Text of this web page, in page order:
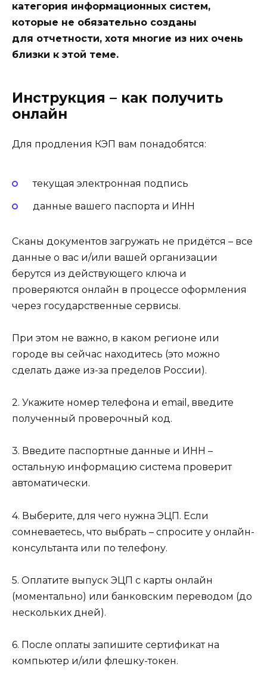
категория информационных систем,
которые не обязательно созданы
для отчетности, хотя многие из них очень
близки к этой теме.
Инструкция – как получить
онлайн
Для продления КЭП вам понадобятся:
текущая электронная подпись
данные вашего паспорта и ИНН
Сканы документов загружать не придётся – все
данные о вас и/или вашей организации
берутся из действующего ключа и
проверяются онлайн в процессе оформления
через государственные сервисы.
При этом не важно, в каком регионе или
городе вы сейчас находитесь (это можно
сделать даже из-за пределов России).
2. Укажите номер телефона и email, введите
полученный проверочный код.
3. Введите паспортные данные и ИНН –
остальную информацию система проверит
автоматически.
4. Выберите, для чего нужна ЭЦП. Если
сомневаетесь, что выбрать – спросите у онлайн-
консультанта или по телефону.
5. Оплатите выпуск ЭЦП с карты онлайн
(моментально) или банковским переводом (до
нескольких дней).
6. После оплаты запишите сертификат на
компьютер и/или флешку-токен.